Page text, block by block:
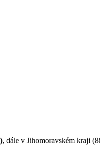
, dále v Jihomoravském kraji